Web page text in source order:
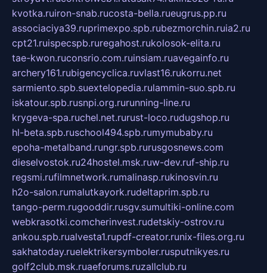
kvotka.ruiron-snab.rucosta-bella.rueugrus.pp.ru
associaciya39.ruprimexpo.spb.rubezmorchin.ruia2.ru
cpt21.ruispecspb.ruregahost.rukolosok-elita.ru
tae-kwon.ruconsrio.com.ruinsiam.ruavegainfo.ru
archery161.rubigencyclica.ruvlast16.rukorru.net
sarmiento.spb.suextelopedia.rulammin-suo.spb.ru
iskatour.spb.rusnpi.org.rurunning-line.ru
krygeva-spa.ruchel.net.rurust-loco.rudugshop.ru
hl-beta.spb.ruschool494.spb.rumymubaby.ru
epoha-metalband.rungr.spb.rurusgosnews.com
dieselvostok.ru24hostel.msk.ruw-dev.ruf-ship.ru
regsmi.rufilmnetwork.rumalinasp.rukinosvin.ru
h2o-salon.rumalutkayork.rudeltaprim.spb.ru
tango-perm.rugooddir.rusgv.sumultiki-online.com
webkrasotki.comcherinvest.rudetskiy-ostrov.ru
ankou.spb.rualvesta1.rupdf-creator.runix-files.org.ru
sakhatoday.ruelektrikersymboler.rusputnikyes.ru
golf2club.msk.ruaeforums.ruzallclub.ru